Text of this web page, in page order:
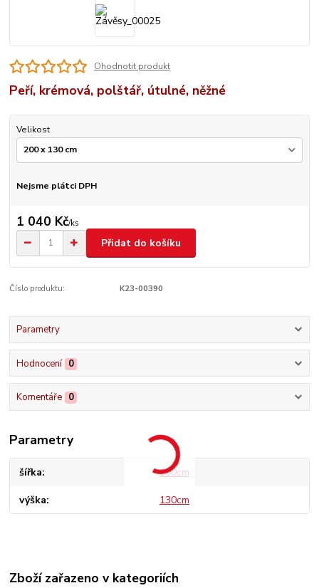
Ohodnotit produkt
Peří, krémová, polštář, útulné, něžné
Velikost
Nejsme plátci DPH
1 040 Kč/ks
Přidat do košíku
Číslo produktu: K23-00390
Parametry
Hodnocení 0
Komentáře 0
Parametry
šířka 200cm
výška 130cm
Zboží zařazeno v kategoriích